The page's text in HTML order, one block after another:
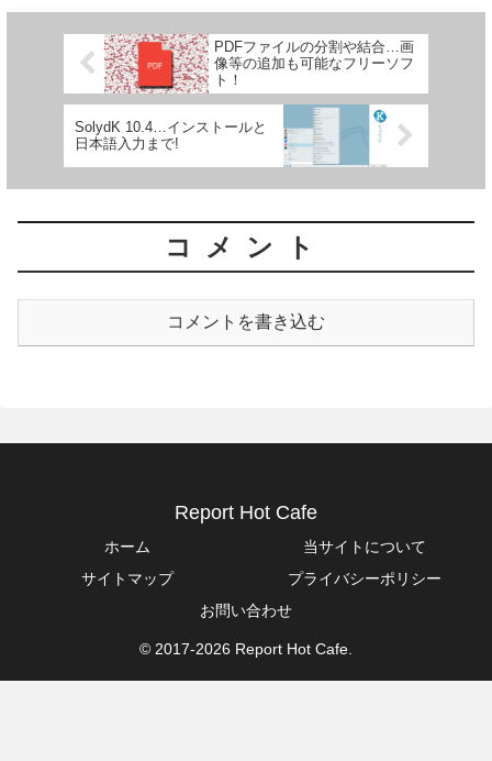
PDFファイルの分割や結合…画
像等の追加も可能なフリーソフ
ト！
SolydK 10.4…インストールと
日本語入力まで!
コメント
コメントを書き込む
Report Hot Cafe
ホーム
当サイトについて
サイトマップ
プライバシーポリシー
お問い合わせ
© 2017-2026 Report Hot Cafe.